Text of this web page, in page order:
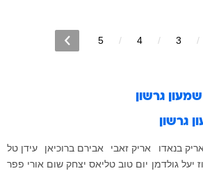
3
4
5
שמעון גרשון
גרשון
אריק בנאדו אריק זאבי אבירם ברוכיאן
עידן טל
יעל גולדמן יום טוב טליאס יצחק שום אורי פפר